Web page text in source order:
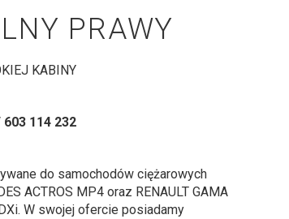
PRAWY
KABINY
114 232
do samochodów ciężarowych
ACTROS MP4 oraz RENAULT GAMA
W swojej ofercie posiadamy